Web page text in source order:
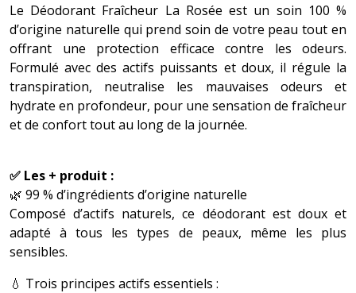
Le Déodorant Fraîcheur La Rosée est un soin 100 %
d’origine naturelle qui prend soin de votre peau tout en
offrant une protection efficace contre les odeurs.
Formulé avec des actifs puissants et doux, il régule la
transpiration, neutralise les mauvaises odeurs et
hydrate en profondeur, pour une sensation de fraîcheur
et de confort tout au long de la journée.
✅ Les + produit :
🌿 99 % d’ingrédients d’origine naturelle
Composé d’actifs naturels, ce déodorant est doux et
adapté à tous les types de peaux, même les plus
sensibles.
💧 Trois principes actifs essentiels :